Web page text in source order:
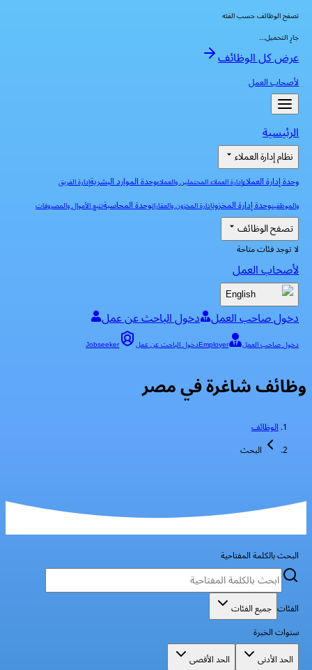
تصفح الوظائف حسب الفئه
جارٍ التحميل...
عرض كل الوظائف
لأصحاب العمل
الرئيسية
نظام إدارة العملاء
وحدة إدارة العملاءإدارة العملاء المحتملين والعملاءوحدة الموارد البشريةإدارة الفريق
والموظفينوحدة إدارة المخزونإدارة المخزون والعقاراتوحدة المحاسبةتتبع الأموال والمصروفات
تصفح الوظائف
لا توجد فئات متاحة
لأصحاب العمل
English
دخول صاحب العمل دخول الباحث عن عمل
دخول صاحب العمل Employerدخول الباحث عن عمل Jobseeker
وظائف شاغرة في مصر
الوظائف
البحث
البحث بالكلمة المفتاحية
الفئات جميع الفئات
سنوات الخبرة
الحد الأدنى
الحد الأقصى